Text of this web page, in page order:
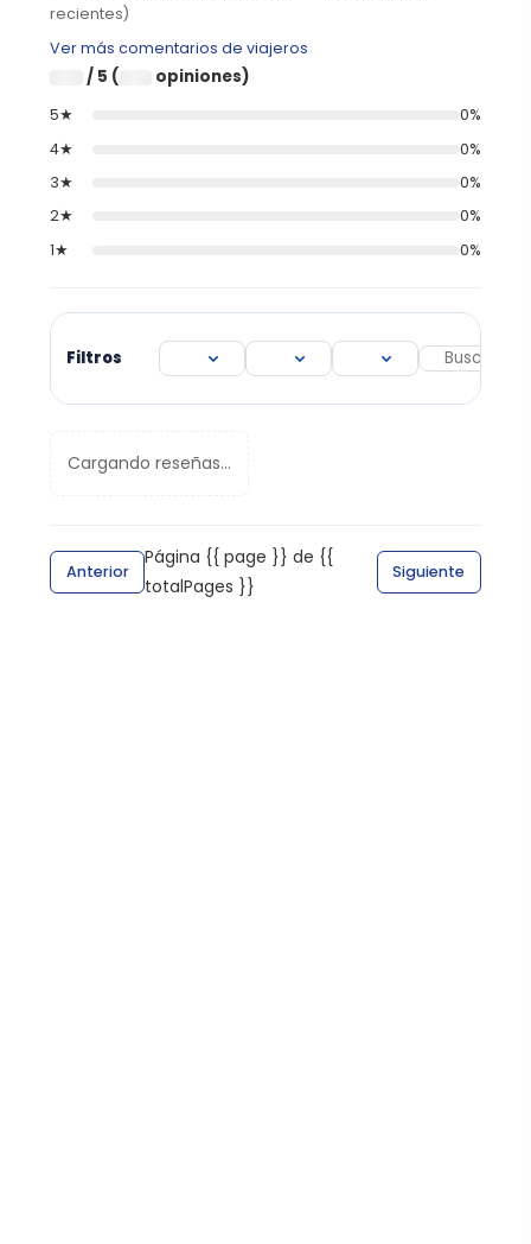
recientes)
Ver más comentarios de viajeros
/ 5 ( opiniones)
5★
0%
4★
0%
3★
0%
2★
0%
1★
0%
Filtros
Cargando reseñas...
Anterior
Página {{ page }} de {{
totalPages }}
Siguiente